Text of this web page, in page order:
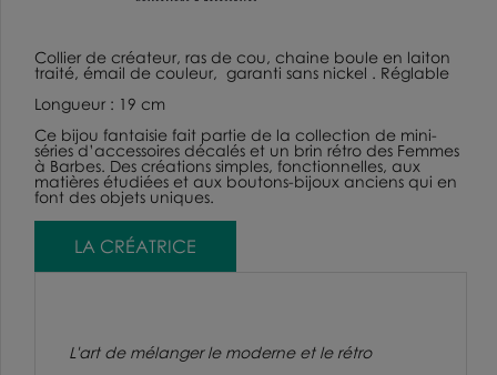
Collier de créateur, ras de cou, chaine boule en laiton
traité, émail de couleur, garanti sans nickel . Réglable
Longueur : 19 cm
Ce bijou fantaisie fait partie de la collection de mini-
séries d’accessoires décalés et un brin rétro des Femmes
à Barbes. Des créations simples, fonctionnelles, aux
matières étudiées et aux boutons-bijoux anciens qui en
font des objets uniques.
LA CRÉATRICE
L'art de mélanger le moderne et le rétro